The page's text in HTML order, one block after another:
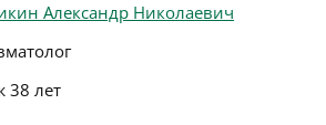
Александр Николаевич
38 лет